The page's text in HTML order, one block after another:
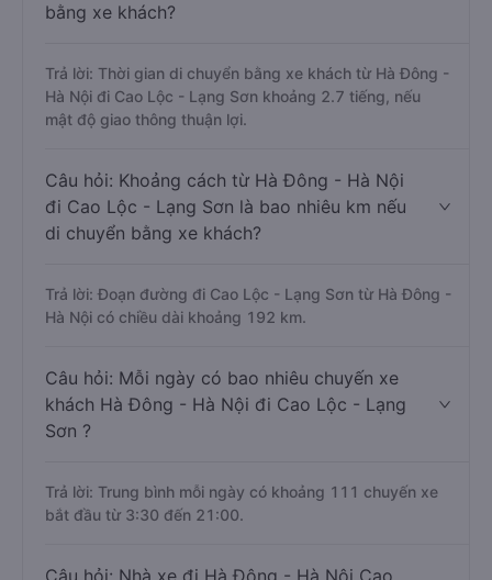
bằng xe khách?
Trả lời: Thời gian di chuyển bằng xe khách từ Hà Đông -
Hà Nội đi Cao Lộc - Lạng Sơn khoảng 2.7 tiếng, nếu
mật độ giao thông thuận lợi.
Câu hỏi: Khoảng cách từ Hà Đông - Hà Nội
đi Cao Lộc - Lạng Sơn là bao nhiêu km nếu
di chuyển bằng xe khách?
Trả lời: Đoạn đường đi Cao Lộc - Lạng Sơn từ Hà Đông -
Hà Nội có chiều dài khoảng 192 km.
Câu hỏi: Mỗi ngày có bao nhiêu chuyến xe
khách Hà Đông - Hà Nội đi Cao Lộc - Lạng
Sơn ?
Trả lời: Trung bình mỗi ngày có khoảng 111 chuyến xe
bắt đầu từ 3:30 đến 21:00.
Câu hỏi: Nhà xe đi Hà Đông - Hà Nội Cao